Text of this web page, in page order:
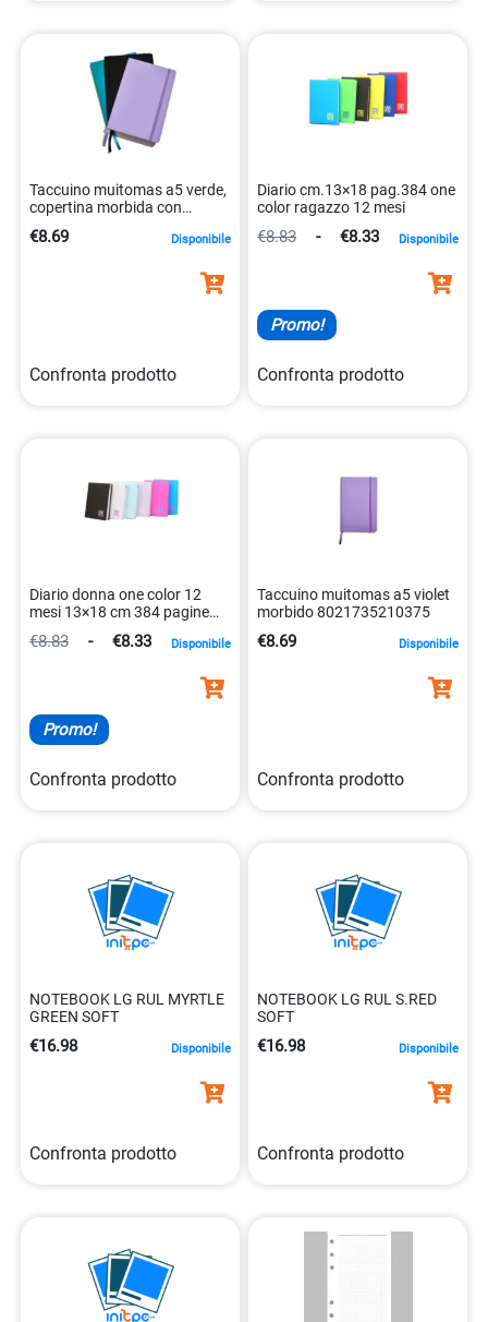
Taccuino muitomas a5 verde,
copertina morbida con
8021735209935
€8.69 Disponibile
Confronta prodotto
Diario cm.13×18 pag.384 one
color ragazzo 12 mesi
€8.83 - €8.33 Disponibile
Promo!
Confronta prodotto
Diario donna one color 12
mesi 13×18 cm 384 pagine
€8.83 - €8.33 Disponibile
Promo!
Confronta prodotto
Taccuino muitomas a5 violet
morbido 8021735210375
€8.69 Disponibile
Confronta prodotto
NOTEBOOK LG RUL MYRTLE
GREEN SOFT
€16.98 Disponibile
Confronta prodotto
NOTEBOOK LG RUL S.RED
SOFT
€16.98 Disponibile
Confronta prodotto